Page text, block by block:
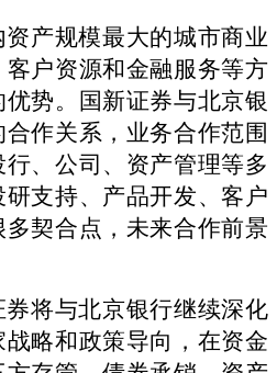
资产规模最大的城市商业
户资源和金融服务等方
势。
国新证券与北京银
作关系，业务合作范围
、公司、资产管理等多
研支持、产品开发、客户
契合点，未来合作前景
券将与北京银行继续深化
略和政策导向，在资金